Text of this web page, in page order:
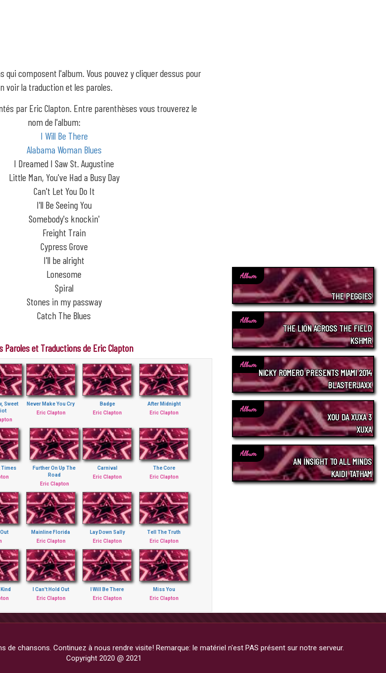
qui composent l'album. Vous pouvez y cliquer dessus pour
voir la traduction et les paroles.
par Eric Clapton. Entre parenthèses vous trouverez le
nom de l'album:
I Will Be There
Alabama Woman Blues
I Dreamed I Saw St. Augustine
Little Man, You've Had a Busy Day
Can't Let You Do It
I'll Be Seeing You
Somebody's knockin'
Freight Train
Cypress Grove
I'll be alright
Lonesome
Spiral
Stones in my passway
Catch The Blues
Paroles et Traductions de Eric Clapton
Sweet
Never Make You Cry
Eric Clapton
Badge
Eric Clapton
After Midnight
Eric Clapton
Times
Further On Up The
Road
Eric Clapton
Carnival
Eric Clapton
The Core
Eric Clapton
Mainline Florida
Eric Clapton
Lay Down Sally
Eric Clapton
Tell The Truth
Eric Clapton
I Can't Hold Out
Eric Clapton
I Will Be There
Eric Clapton
Miss You
Eric Clapton
Album
THE PEGGIES
Album
THE LION ACROSS THE FIELD
KSHMR
Album
NICKY ROMERO PRESENTS MIAMI 2014
BLASTERJAXX
Album
XOU DA XUXA 3
XUXA
Album
AN INSIGHT TO ALL MINDS
KAIDI TATHAM
de chansons. Continuez à nous rendre visite! Remarque: le matériel n'est PAS présent sur notre serveur.
Copyright 2020 @ 2021